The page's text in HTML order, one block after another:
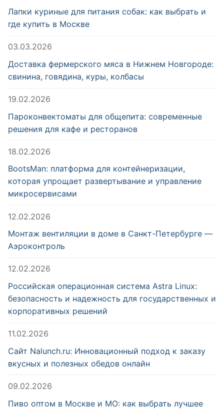
Лапки куриные для питания собак: как выбрать и
где купить в Москве
03.03.2026
Доставка фермерского мяса в Нижнем Новгороде:
свинина, говядина, куры, колбасы
19.02.2026
Пароконвектоматы для общепита: современные
решения для кафе и ресторанов
18.02.2026
BootsMan: платформа для контейнеризации,
которая упрощает развертывание и управление
микросервисами
12.02.2026
Монтаж вентиляции в доме в Санкт-Петербурге —
Аэроконтроль
12.02.2026
Российская операционная система Astra Linux:
безопасность и надежность для государственных и
корпоративных решений
11.02.2026
Сайт Nalunch.ru: Инновационный подход к заказу
вкусных и полезных обедов онлайн
09.02.2026
Пиво оптом в Москве и МО: как выбрать лучшее